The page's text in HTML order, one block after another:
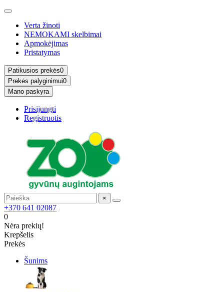
Verta žinoti
NEMOKAMI skelbimai
Apmokėjimas
Pristatymas
Patikusios prekės0
Prekės palyginimui0
Mano paskyra
Prisijungti
Registruotis
×
+370 641 02087
0
Nėra prekių!
Krepšelis
Prekės
Šunims